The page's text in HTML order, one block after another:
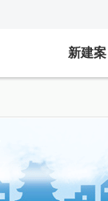
新建案